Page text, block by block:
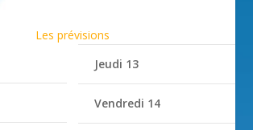
Les prévisions
Jeudi 13
Vendredi 14